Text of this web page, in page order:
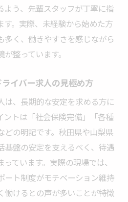
よう、先輩スタッフが丁寧に指
す。実際、未経験から始めた方
多く、働きやすさを感じながら
整っています。
イバー求人の見極め方
は、長期的な安定を求める方に
ントは「社会保険完備」「各種
どの明記です。秋田県や山梨県
基盤の安定を支えるべく、待遇
ています。実際の現場では、
ート制度がモチベーション維持
働けるとの声が多いことが特徴